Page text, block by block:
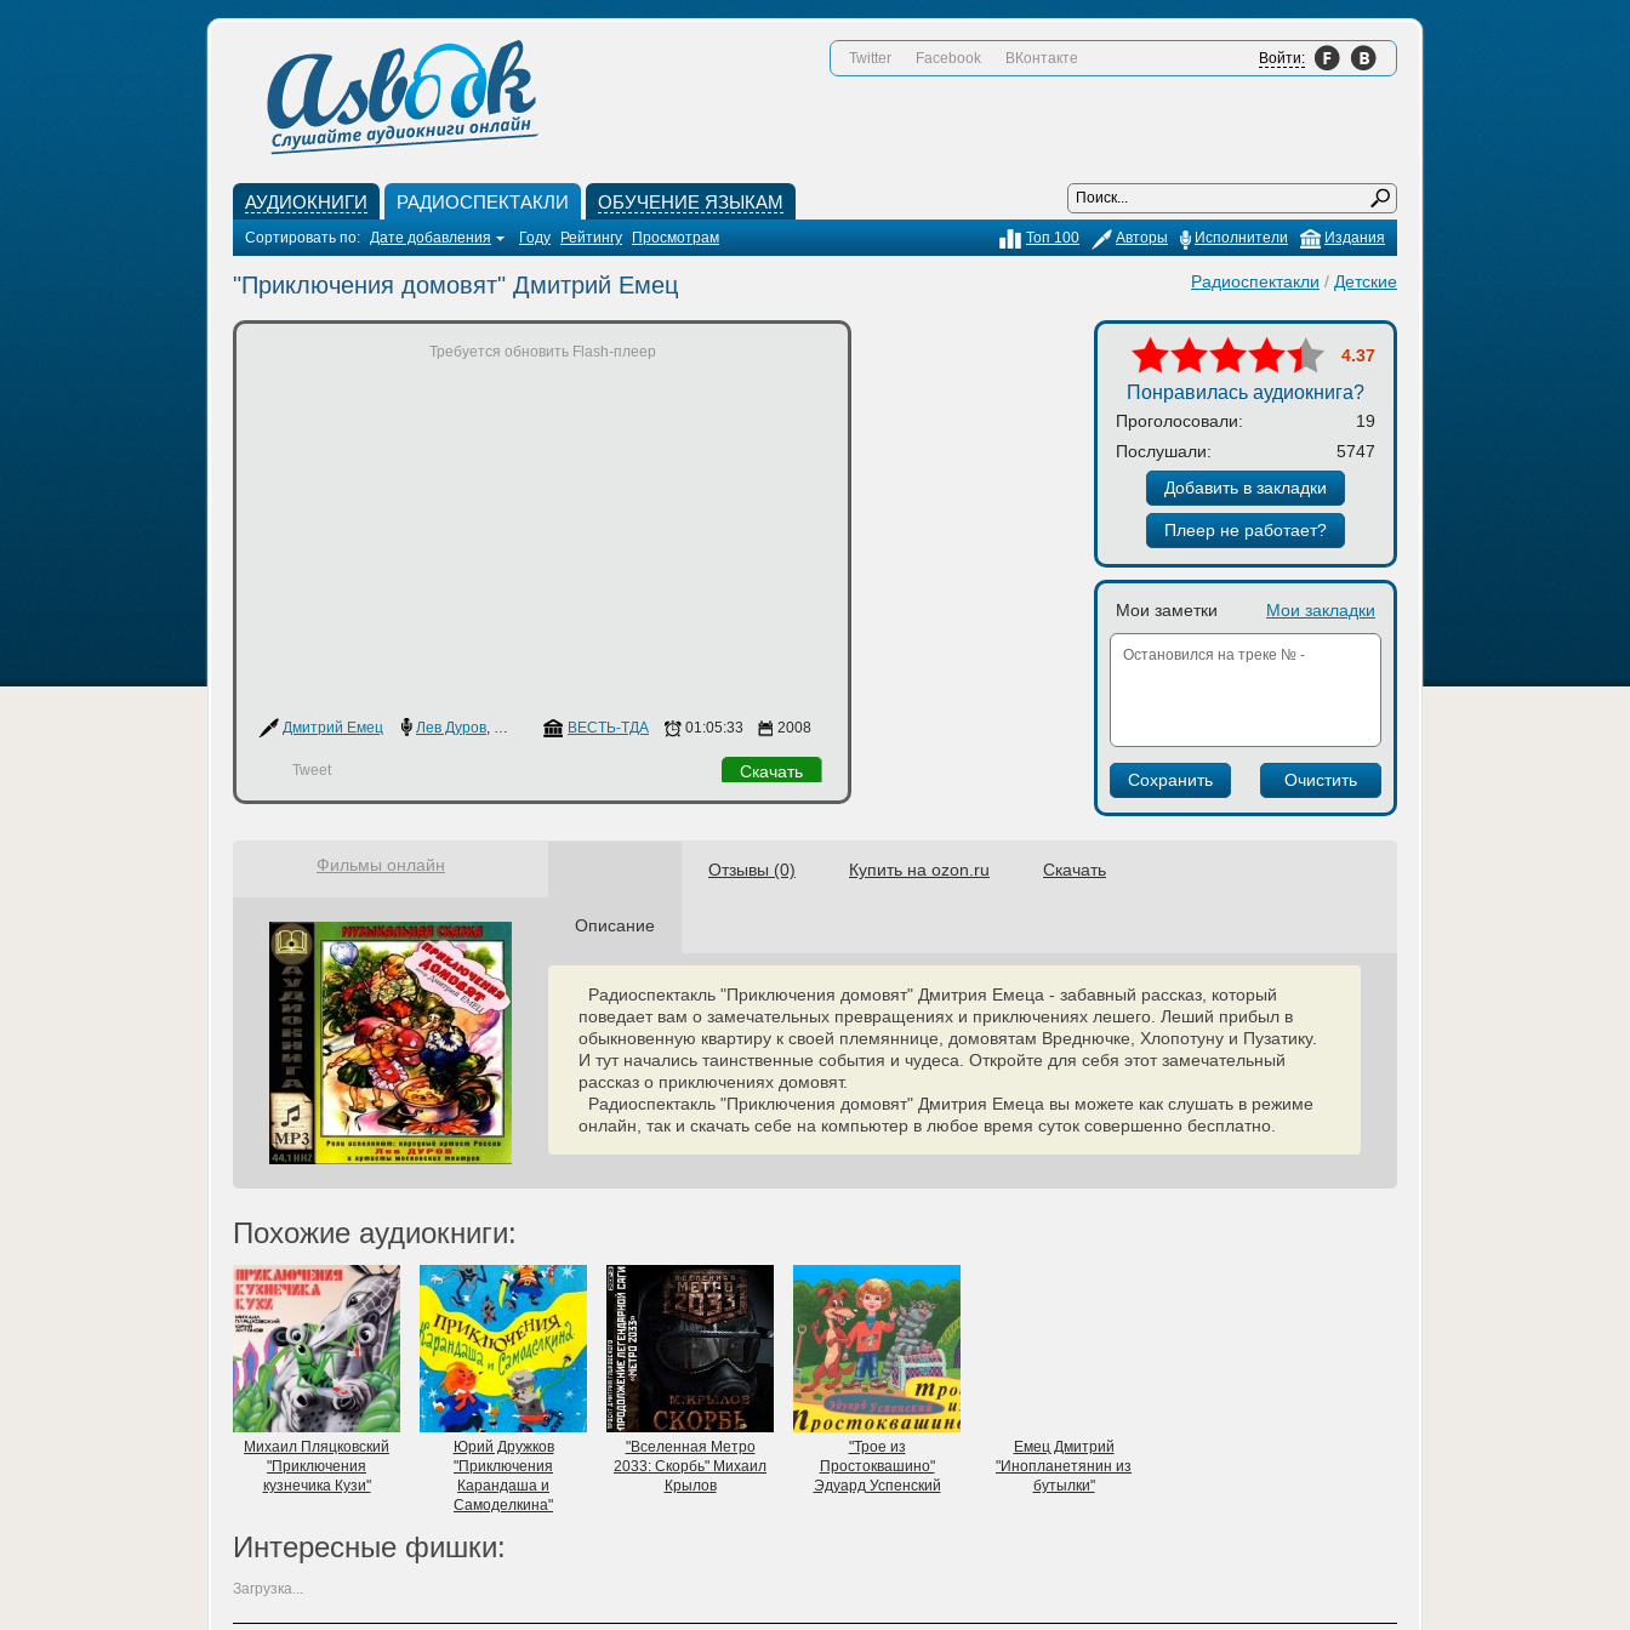
Twitter Facebook ВКонтакте Войти:
АУДИОКНИГИ РАДИОСПЕКТАКЛИ ОБУЧЕНИЕ ЯЗЫКАМ
Сортировать по: Дате добавления Году Рейтингу Просмотрам Издания
Исполнители
Авторы
Топ 100
Радиоспектакли / Детские
"Приключения домовят" Дмитрий Емец
Требуется обновить Flash-плеер
Дмитрий Емец Лев Дуров, Светлана Харлап,Тереза Шатилова
ВЕСТЬ-ТДА 01:05:33 2008
Tweet Скачать
4.37
Понравилась аудиокнига?
Проголосовали:
19
Послушали:
5747
Добавить в закладки
Плеер не работает?
Мои заметки Мои закладки
Описание
Отзывы (0) Купить на ozon.ru Скачать
Радиоспектакль "Приключения домовят" Дмитрия Емеца - забавный рассказ, который
поведает вам о замечательных превращениях и приключениях лешего. Леший прибыл в
обыкновенную квартиру к своей племяннице, домовятам Вреднючке, Хлопотуну и Пузатику.
И тут начались таинственные события и чудеса. Откройте для себя этот замечательный
рассказ о приключениях домовят.
Радиоспектакль "Приключения домовят" Дмитрия Емеца вы можете как слушать в режиме
онлайн, так и скачать себе на компьютер в любое время суток совершенно бесплатно.
Фильмы онлайн
Похожие аудиокниги:
Михаил Пляцковский
"Приключения
кузнечика Кузи"
Юрий Дружков
"Приключения
Карандаша и
Самоделкина"
"Вселенная Метро
2033: Скорбь" Михаил
Крылов
"Трое из
Простоквашино"
Эдуард Успенский
Емец Дмитрий
"Инопланетянин из
бутылки"
Интересные фишки:
Загрузка...